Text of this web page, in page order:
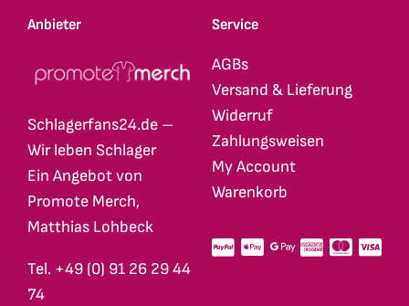
Anbieter
Schlagerfans24.de –
Wir leben Schlager
Ein Angebot von
Promote Merch,
Matthias Lohbeck
Tel. +49 (0) 91 26 29 44
74
Service
AGBs
Versand & Lieferung
Widerruf
Zahlungsweisen
My Account
Warenkorb